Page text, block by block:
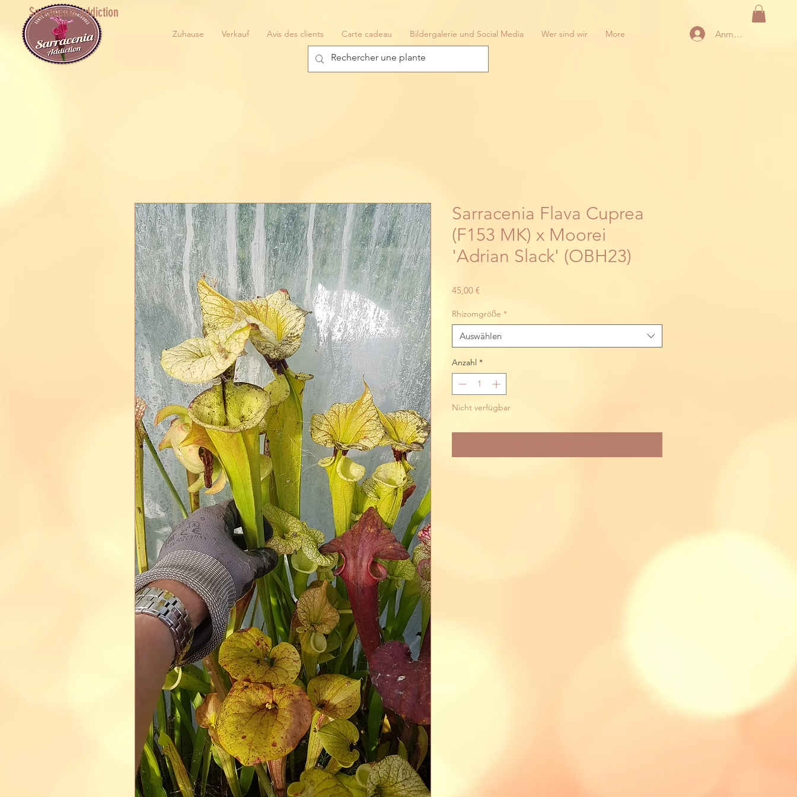
Sarracenia addiction
Zuhause Verkauf Avis des clients Carte cadeau Bildergalerie und Social Media Wer sind wir More Anmelden
Sarracenia Flava Cuprea
(F153 MK) x Moorei
'Adrian Slack' (OBH23)
45,00 €Preis
Rhizomgröße *
Auswählen
Anzahl *
Nicht verfügbar